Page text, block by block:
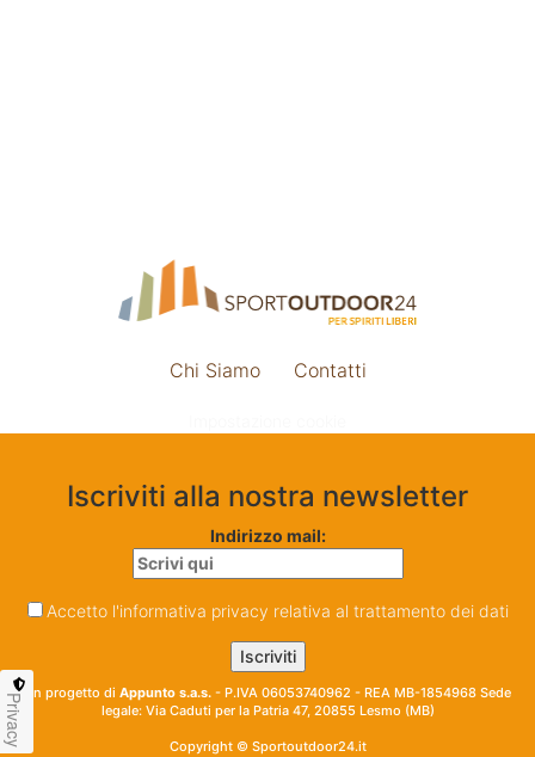
Chi Siamo Contatti
Iscriviti alla nostra newsletter
Indirizzo mail:
Accetto l'informativa privacy relativa al trattamento dei dati
Un progetto di Appunto s.a.s. - P.IVA 06053740962 - REA MB-1854968 Sede
legale: Via Caduti per la Patria 47, 20855 Lesmo (MB)
Copyright © Sportoutdoor24.it
Privacy